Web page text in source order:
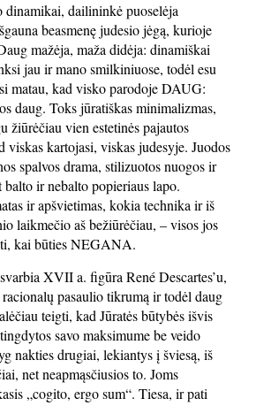
dinamikai, dailininkė puoselėja
beasmenę judesio jėgą, kurioje
mažėja, maža didėja: dinamiškai
jau ir mano smilkiniuose, todėl esu
matau, kad visko parodoje DAUG:
daug. Toks jūratiškas minimalizmas,
žiūrėčiau vien estetinės pajautos
viskas kartojasi, viskas judesyje. Juodos
spalvos drama, stilizuotos nuogos ir
ir nebalto popieriaus lapo.
ir apšvietimas, kokia technika ir iš
laikmečio aš bežiūrėčiau, – visos jos
kai būties NEGANA.
XVII a. figūra René Descartes’u,
pasaulio tikrumą ir todėl daug
teigti, kad Jūratės būtybės išvis
savo maksimume be veido
nakties drugiai, lekiantys į šviesą, iš
net neapmąsčiusios to. Joms
„cogito, ergo sum“. Tiesa, ir pati